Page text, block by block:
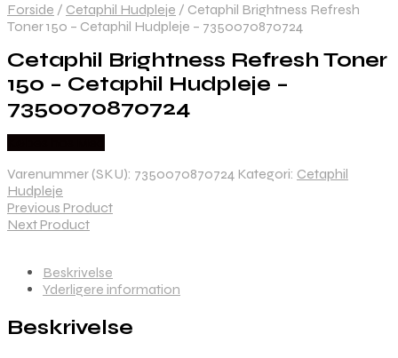
Forside / Cetaphil Hudpleje / Cetaphil Brightness Refresh
Toner 150 – Cetaphil Hudpleje – 7350070870724
Cetaphil Brightness Refresh Toner
150 – Cetaphil Hudpleje –
7350070870724
Varenummer (SKU): 7350070870724 Kategori: Cetaphil
Hudpleje
Previous Product
Next Product
Beskrivelse
Yderligere information
Beskrivelse